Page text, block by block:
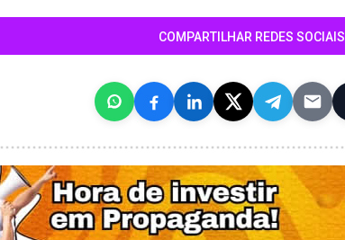
COMPARTILHAR REDES SOCIAIS